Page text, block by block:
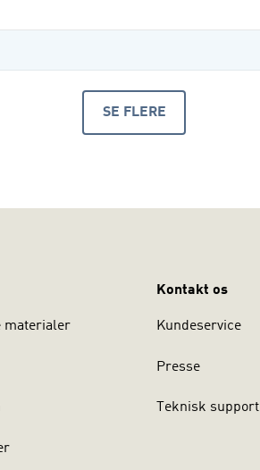
SE FLERE
materialer
Kontakt os
Kundeservice
Presse
Teknisk support